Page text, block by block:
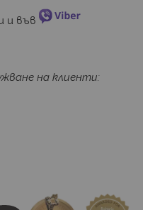
и във
на клиенти: